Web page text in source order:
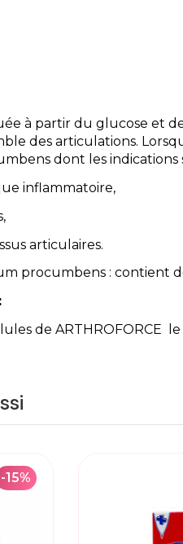
à partir du glucose et
des articulations.
dont les indications
inflammatoire,
articulaires.
procumbens : contient
de ARTHROFORCE le
-15%